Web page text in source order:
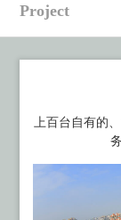
Project
上百台自有的